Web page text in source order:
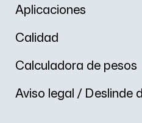
Aplicaciones
Calidad
Calculadora de pesos
Aviso legal / Deslinde